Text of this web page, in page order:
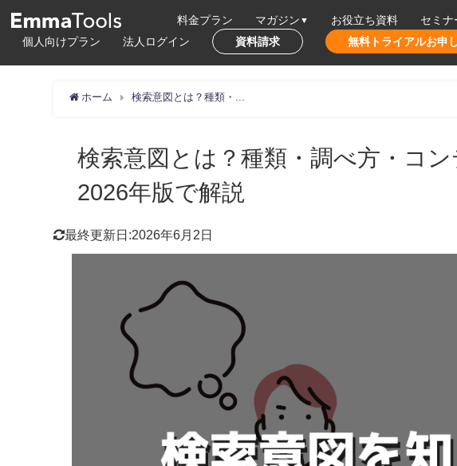
料金プラン マガジン お役立ち資料 セミナ
個人向けプラン
法人ログイン 資料請求 無料トライアルお申
ホーム
検索意図とは？種類・調べ方・コ
2026年版で解説
最終更新日:2026年6月2日